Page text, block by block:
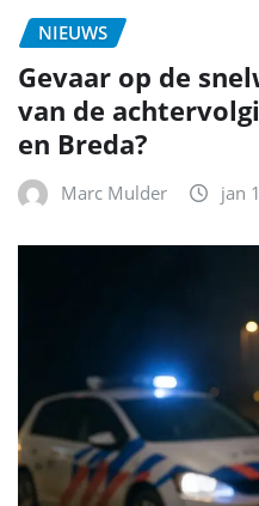
NIEUWS
Gevaar op de
van de
en Breda?
Marc Mulder jan